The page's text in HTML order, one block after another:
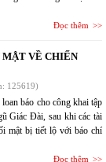
Đọc thêm
VỀ CHIẾN
125619)
báo cho công khai tập
Giác Đài, sau khi các tài
mật bị tiết lộ với báo chí
Đọc thêm